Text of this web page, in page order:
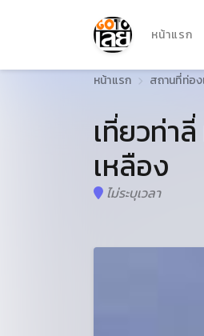
หน้าแรก
หน้าแรก สถานที่ท่อง
เที่ยวท่า
เหลือง
ไม่ระบุเวลา